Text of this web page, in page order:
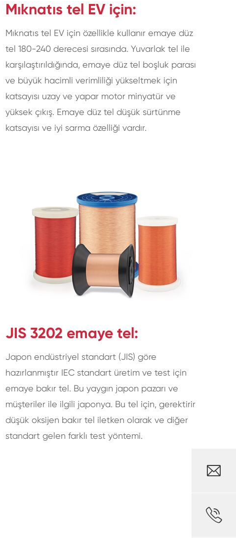
Mıknatıs tel EV için:
Mıknatıs tel EV için özellikle kullanır emaye düz
tel 180-240 derecesi sırasında. Yuvarlak tel ile
karşılaştırıldığında, emaye düz tel boşluk parası
ve büyük hacimli verimliliği yükseltmek için
katsayısı uzay ve yapar motor minyatür ve
yüksek çıkış. Emaye düz tel düşük sürtünme
katsayısı ve iyi sarma özelliği vardır.
JIS 3202 emaye tel:
Japon endüstriyel standart (JIS) göre
hazırlanmıştır IEC standart üretim ve test için
emaye bakır tel. Bu yaygın japon pazarı ve
müşteriler ile ilgili japonya. Bu tel için, gerektirir
düşük oksijen bakır tel iletken olarak ve diğer
standart gelen farklı test yöntemi.

